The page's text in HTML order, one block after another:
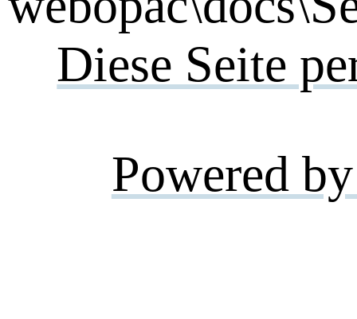
Diese Seite
Powered